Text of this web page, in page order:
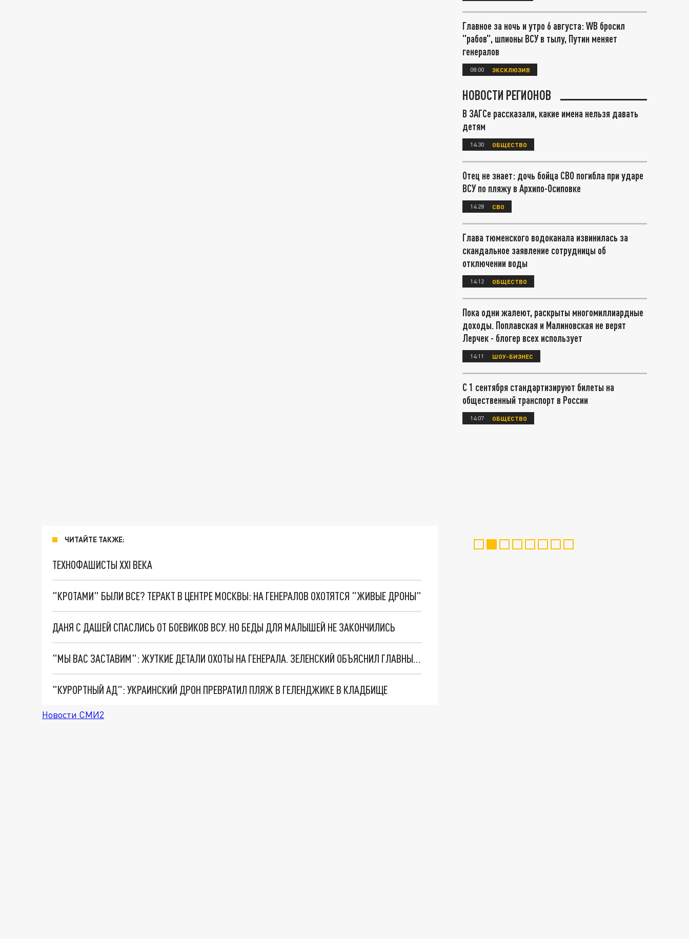
ЧИТАЙТЕ ТАКЖЕ:
ТЕХНОФАШИСТЫ XXI ВЕКА
"КРОТАМИ" БЫЛИ ВСЕ? ТЕРАКТ В ЦЕНТРЕ МОСКВЫ: НА ГЕНЕРАЛОВ ОХОТЯТСЯ "ЖИВЫЕ ДРОНЫ"
ДАНЯ С ДАШЕЙ СПАСЛИСЬ ОТ БОЕВИКОВ ВСУ. НО БЕДЫ ДЛЯ МАЛЫШЕЙ НЕ ЗАКОНЧИЛИСЬ
"МЫ ВАС ЗАСТАВИМ": ЖУТКИЕ ДЕТАЛИ ОХОТЫ НА ГЕНЕРАЛА. ЗЕЛЕНСКИЙ ОБЪЯСНИЛ ГЛАВНЫЙ СМЫСЛ ТЕРАКТА В ЦЕНТРЕ МОСКВЫ
"КУРОРТНЫЙ АД": УКРАИНСКИЙ ДРОН ПРЕВРАТИЛ ПЛЯЖ В ГЕЛЕНДЖИКЕ В КЛАДБИЩЕ
Новости СМИ2
Главное за ночь и утро 6 августа: WB бросил
"рабов", шпионы ВСУ в тылу, Путин меняет
генералов
08:00 ЭКСКЛЮЗИВ
НОВОСТИ РЕГИОНОВ
В ЗАГСе рассказали, какие имена нельзя давать
детям
14:30 ОБЩЕСТВО
Отец не знает: дочь бойца СВО погибла при ударе
ВСУ по пляжу в Архипо-Осиповке
14:28 СВО
Глава тюменского водоканала извинилась за
скандальное заявление сотрудницы об
отключении воды
14:12 ОБЩЕСТВО
Пока одни жалеют, раскрыты многомиллиардные
доходы. Поплавская и Малиновская не верят
Лерчек - блогер всех использует
14:11 ШОУ-БИЗНЕС
С 1 сентября стандартизируют билеты на
общественный транспорт в России
14:07 ОБЩЕСТВО